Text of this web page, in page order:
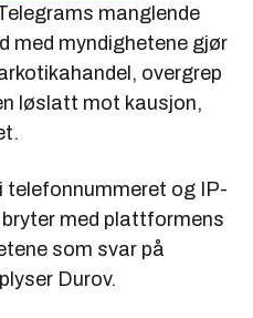
manglende
med myndighetene gjør
overgrep
løslatt mot kausjon,
telefonnummeret og IP-
med plattformens
som svar på
Durov.